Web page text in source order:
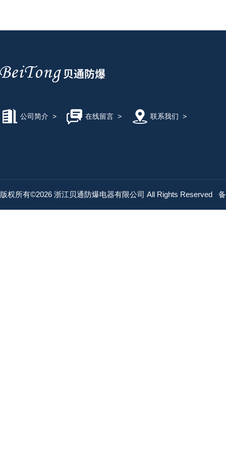
公司简介 > 在线留言> 联系我们 >
版权所有©2026 浙江贝通防爆电器有限公司 All Rights Reserved